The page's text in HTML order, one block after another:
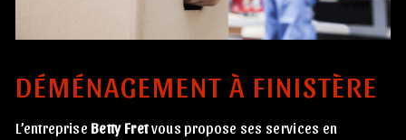
DÉMÉNAGEMENT À FINISTÈRE
L’entreprise Betty Fretvous propose ses services en